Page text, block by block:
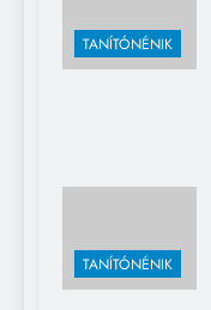
TANÍTÓNÉNIK
TANÍTÓNÉNIK